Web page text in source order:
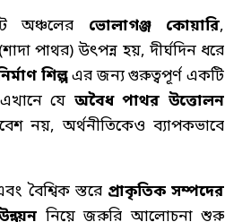
অঞ্চলের ভোলাগঞ্জ কোয়ারি,
পাথর) উৎপন্ন হয়, দীর্ঘদিন ধরে
শিল্পএর জন্য গুরুত্বপূর্ণ একটি
যে অবৈধ পাথর উত্তোলন
নয়, অর্থনীতিকেও ব্যাপকভাবে
বৈশ্বিক স্তরে প্রাকৃতিক সম্পদের
নিয়ে জরুরি আলোচনা শুরু